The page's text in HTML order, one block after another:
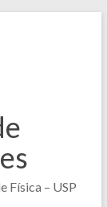
Física – USP